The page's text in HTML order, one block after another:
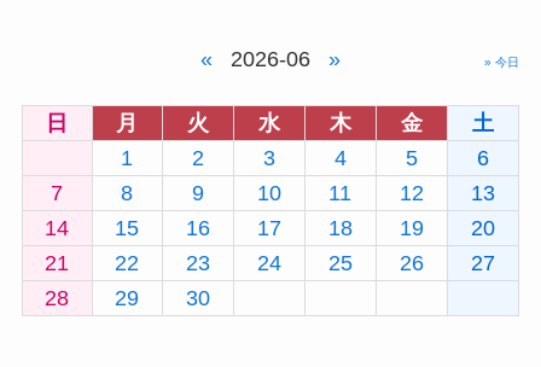
« 2026-06 » » 今日
日 月 火 水 木 金
土
1
2 3 4 5
6
7
8 9 10 11 12
13
14
15 16 17 18 19
20
21
22 23 24 25 26
27
28
29 30